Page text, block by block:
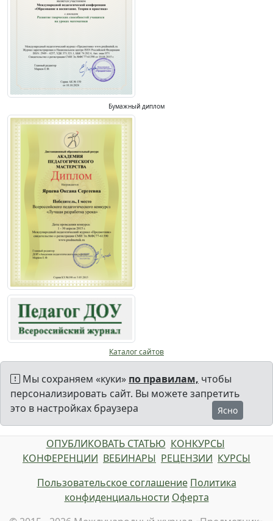
Бумажный диплом
Каталог сайтов
Мы сохраняем «куки» по правилам, чтобы
персонализировать сайт. Вы можете запретить
это в настройках браузера
Ясно
ОПУБЛИКОВАТЬ СТАТЬЮ КОНКУРСЫ
КОНФЕРЕНЦИИ ВЕБИНАРЫ РЕЦЕНЗИИ КУРСЫ
Пользовательское соглашение Политика
конфиденциальности Оферта